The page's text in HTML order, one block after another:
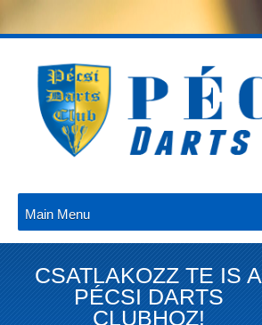
Main Menu
CSATLAKOZZ TE IS A
PÉCSI DARTS
CLUBHOZ!